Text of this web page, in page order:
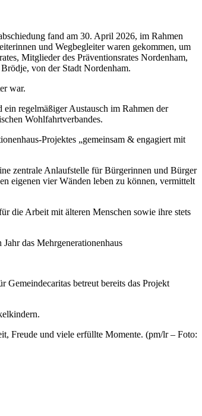
fand am 30. April 2026, im Rahmen
und Wegbegleiter waren gekommen, um
Mitglieder des Präventionsrates Nordenham,
von der Stadt Nordenham.
war.
regelmäßiger Austausch im Rahmen der
Wohlfahrtverbandes.
Projektes „gemeinsam & engagiert mit
zentrale Anlaufstelle für Bürgerinnen und Bürger
eigenen vier Wänden leben zu können, vermittelt
die Arbeit mit älteren Menschen sowie ihre stets
das Mehrgenerationenhaus
betreut bereits das Projekt
Freude und viele erfüllte Momente. (pm/lr – Foto: